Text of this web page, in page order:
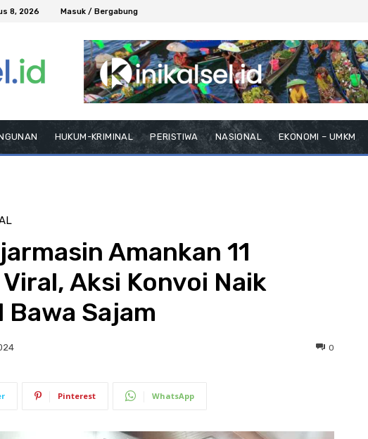
8, 2026 Masuk / Bergabung
HUKUM-KRIMINAL PERISTIWA NASIONAL EKONOMI – UMKM
Amankan 11
Aksi Konvoi Naik
Sajam
0
Pinterest WhatsApp